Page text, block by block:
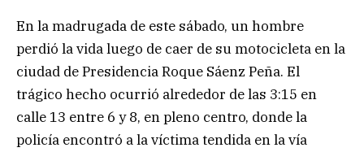
En la madrugada de este sábado, un hombre
perdió la vida luego de caer de su motocicleta en la
ciudad de Presidencia Roque Sáenz Peña. El
trágico hecho ocurrió alrededor de las 3:15 en
calle 13 entre 6 y 8, en pleno centro, donde la
policía encontró a la víctima tendida en la vía